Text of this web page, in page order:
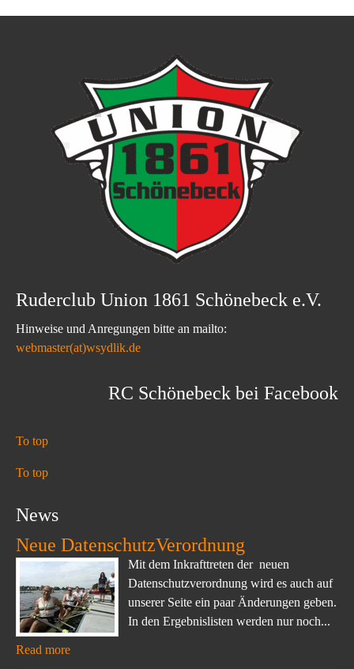
Ruderclub Union 1861 Schönebeck e.V.
Hinweise und Anregungen bitte an mailto:
webmaster(at)wsydlik.de
RC Schönebeck bei Facebook
To top
To top
News
Neue DatenschutzVerordnung
Mit dem Inkrafttreten der neuen
Datenschutzverordnung wird es auch auf
unserer Seite ein paar Änderungen geben.
In den Ergebnislisten werden nur noch...
Read more